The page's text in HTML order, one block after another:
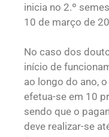
inicia no 2.º
10 de março de
No caso dos
início de
ao longo do ano,
efetua-se em 10
sendo que o
deve realizar-se